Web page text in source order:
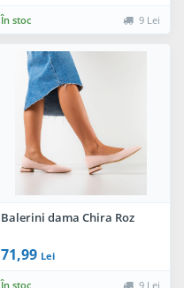
În stoc 9 Lei
Balerini dama Chira Roz
71,99 Lei
În stoc 9 Lei